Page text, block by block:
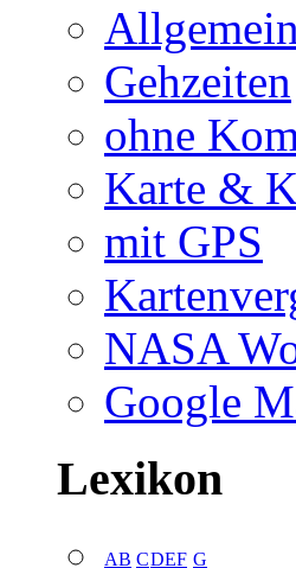
Gehzeiten
ohne
Karte &
mit GPS
NASA
Google
Lexikon
AB CDEF G